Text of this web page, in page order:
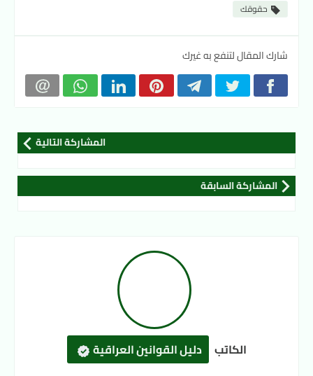
حقوقك
شارك المقال لتنفع به غيرك
المشاركة التالية
المشاركة السابقة
الكاتب دليل القوانين العراقية